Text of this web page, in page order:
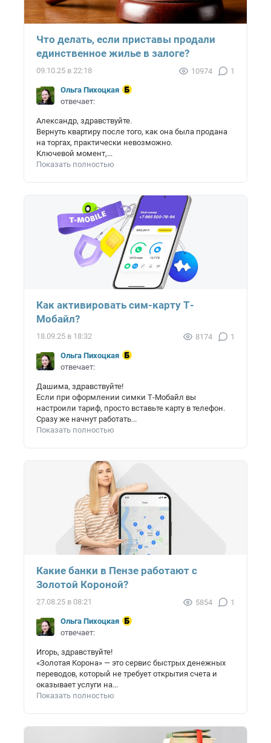
Что делать, если приставы продали
единственное жилье в залоге?
09.10.25 в 22:18 10974 1
Ольга Пихоцкая
отвечает:
Александр, здравствуйте.
Вернуть квартиру после того, как она была продана
на торгах, практически невозможно.
Ключевой момент,...
Показать полностью
Как активировать сим-карту Т-
Мобайл?
18.09.25 в 18:32 8174 1
Ольга Пихоцкая
отвечает:
Дашима, здравствуйте!
Если при оформлении симки Т-Мобайл вы
настроили тариф, просто вставьте карту в телефон.
Сразу же начнут работать...
Показать полностью
Какие банки в Пензе работают с
Золотой Короной?
27.08.25 в 08:21 5854 1
Ольга Пихоцкая
отвечает:
Игорь, здравствуйте!
«Золотая Корона» — это сервис быстрых денежных
переводов, который не требует открытия счета и
оказывает услуги на...
Показать полностью